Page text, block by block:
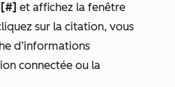
et affichez la fenêtre
sur la citation, vous
d’informations
connectée ou la